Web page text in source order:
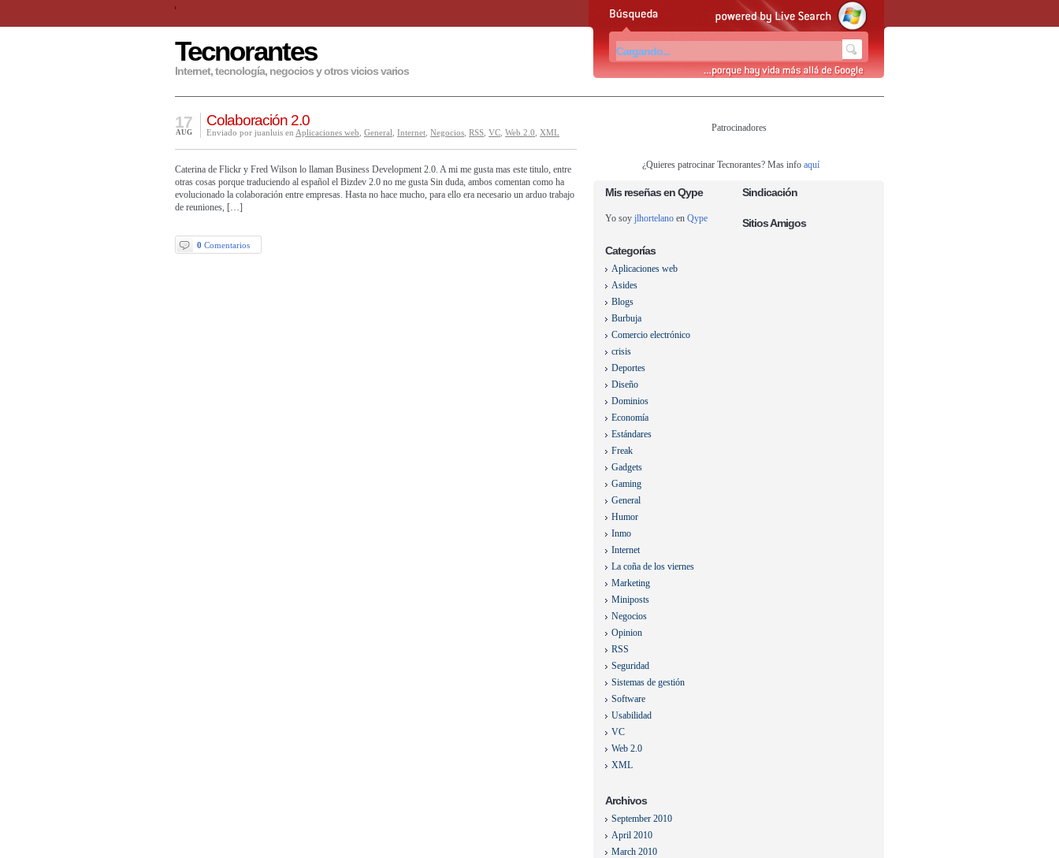
Tecnorantes
Internet, tecnología, negocios y otros vicios varios
Colaboración 2.0
17
AUG Enviado por juanluis en Aplicaciones web General Internet Negocios RSS VC Web 2.0 XML
Caterina de Flickr y Fred Wilson lo llaman Business Development 2.0. A mi me gusta mas este titulo, entre
otras cosas porque traduciendo al español el Bizdev 2.0 no me gusta Sin duda, ambos comentan como ha
evolucionado la colaboración entre empresas. Hasta no hace mucho, para ello era necesario un arduo trabajo
de reuniones, […]
0 Comentarios
Patrocinadores
¿Quieres patrocinar Tecnorantes? Mas info aquí
Mis reseñas en Qype
Yo soy jlhortelano en Qype
Categorías
Aplicaciones web
Asides
Blogs
Burbuja
Comercio electrónico
crisis
Deportes
Diseño
Dominios
Economía
Estándares
Freak
Gadgets
Gaming
General
Humor
Inmo
Internet
La coña de los viernes
Marketing
Miniposts
Negocios
Opinion
RSS
Seguridad
Sistemas de gestión
Software
Usabilidad
VC
Web 2.0
XML
Archivos
September 2010
April 2010
March 2010
Sindicación
Sitios Amigos